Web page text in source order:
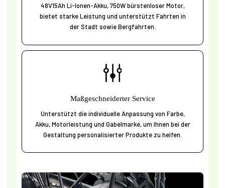
48V15Ah Li-Ionen-Akku, 750W bürstenloser Motor,
bietet starke Leistung und unterstützt Fahrten in
der Stadt sowie Bergfahrten.
Maßgeschneiderter Service
Unterstützt die individuelle Anpassung von Farbe,
Akku, Motorleistung und Gabelmarke, um Ihnen bei der
Gestaltung personalisierter Produkte zu helfen.